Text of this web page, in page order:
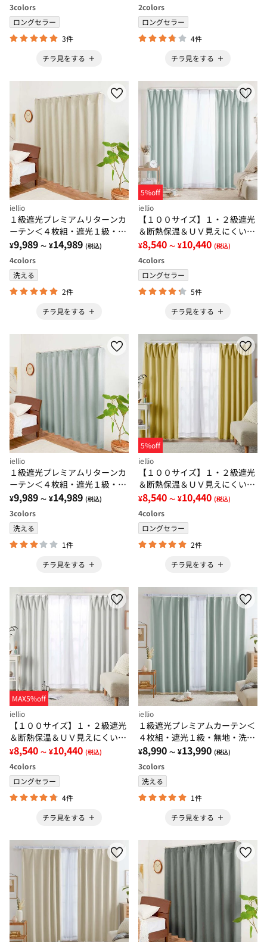
3colors
ロングセラー
3件
チラ見をする
2colors
ロングセラー
4件
チラ見をする
iellio
１級遮光プレミアムリターンカ
ーテン＜４枚組・遮光１級・無
地・洗える・形状記憶加工・新
生活・イージーオーダー＞
¥9,989 ～ ¥14,989 (税込)
4colors
洗える
2件
チラ見をする
5%off
iellio
【１００サイズ】１・２級遮光
＆断熱保温＆ＵＶ見えにくいレ
ース付カーテンセット＜イージ
ーオーダー・無地・新生活・グ
レー＞
¥8,540 ～ ¥10,440 (税込)
4colors
ロングセラー
5件
チラ見をする
iellio
１級遮光プレミアムリターンカ
ーテン＜４枚組・遮光１級・無
地・洗える・形状記憶加工・新
生活・イージーオーダー＞
¥9,989 ～ ¥14,989 (税込)
3colors
洗える
1件
チラ見をする
5%off
iellio
【１００サイズ】１・２級遮光
＆断熱保温＆ＵＶ見えにくいレ
ース付カーテンセット＜イージ
ーオーダー・無地・新生活・イ
エロー＞
¥8,540 ～ ¥10,440 (税込)
4colors
ロングセラー
2件
チラ見をする
MAX5%off
iellio
【１００サイズ】１・２級遮光
＆断熱保温＆ＵＶ見えにくいレ
ース付カーテンセット＜イージ
ーオーダー・無地・新生活・ホ
ワイト＞
¥8,540 ～ ¥10,440 (税込)
4colors
ロングセラー
4件
チラ見をする
iellio
１級遮光プレミアムカーテン＜
４枚組・遮光１級・無地・洗え
る・形状記憶加工・新生活・イ
ージーオーダー＞
¥8,990 ～ ¥13,990 (税込)
3colors
洗える
1件
チラ見をする